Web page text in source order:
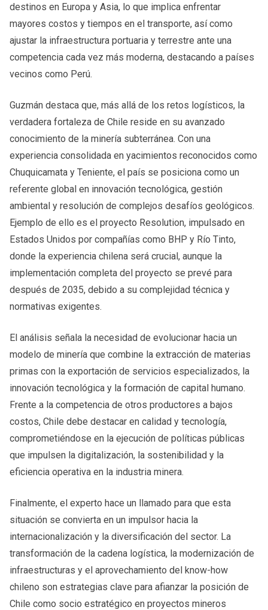
destinos en Europa y Asia, lo que implica enfrentar
mayores costos y tiempos en el transporte, así como
ajustar la infraestructura portuaria y terrestre ante una
competencia cada vez más moderna, destacando a países
vecinos como Perú.
Guzmán destaca que, más allá de los retos logísticos, la
verdadera fortaleza de Chile reside en su avanzado
conocimiento de la minería subterránea. Con una
experiencia consolidada en yacimientos reconocidos como
Chuquicamata y Teniente, el país se posiciona como un
referente global en innovación tecnológica, gestión
ambiental y resolución de complejos desafíos geológicos.
Ejemplo de ello es el proyecto Resolution, impulsado en
Estados Unidos por compañías como BHP y Río Tinto,
donde la experiencia chilena será crucial, aunque la
implementación completa del proyecto se prevé para
después de 2035, debido a su complejidad técnica y
normativas exigentes.
El análisis señala la necesidad de evolucionar hacia un
modelo de minería que combine la extracción de materias
primas con la exportación de servicios especializados, la
innovación tecnológica y la formación de capital humano.
Frente a la competencia de otros productores a bajos
costos, Chile debe destacar en calidad y tecnología,
comprometiéndose en la ejecución de políticas públicas
que impulsen la digitalización, la sostenibilidad y la
eficiencia operativa en la industria minera.
Finalmente, el experto hace un llamado para que esta
situación se convierta en un impulsor hacia la
internacionalización y la diversificación del sector. La
transformación de la cadena logística, la modernización de
infraestructuras y el aprovechamiento del know-how
chileno son estrategias clave para afianzar la posición de
Chile como socio estratégico en proyectos mineros